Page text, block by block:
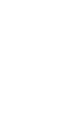
い合わせくだ
まで含めて施
日＞11時半～
イユプラザ
のお客様の
時間が増える
る場合もあり
予約はこちら
ープを初めて
時間を頂戴
期です。本日
ご案内が可能
疲れ、全身の
体を整えてみ
ちらは現時点